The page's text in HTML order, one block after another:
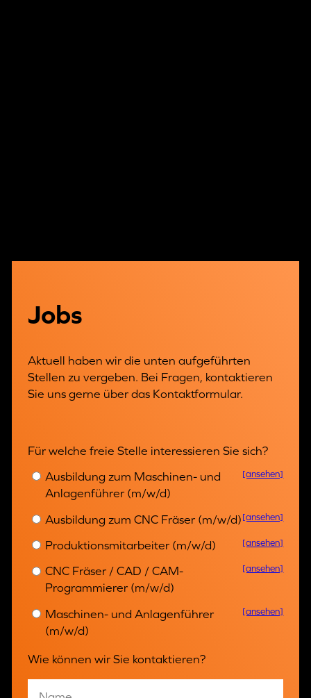
Jobs
Aktuell haben wir die unten aufgeführten
Stellen zu vergeben. Bei Fragen, kontaktieren
Sie uns gerne über das Kontaktformular.
Für welche freie Stelle interessieren Sie sich?
Ausbildung zum Maschinen- und
Anlagenführer (m/w/d)
[ansehen]
Ausbildung zum CNC Fräser (m/w/d) [ansehen]
Produktionsmitarbeiter (m/w/d) [ansehen]
CNC Fräser / CAD / CAM-
Programmierer (m/w/d)
[ansehen]
Maschinen- und Anlagenführer
(m/w/d)
[ansehen]
Wie können wir Sie kontaktieren?